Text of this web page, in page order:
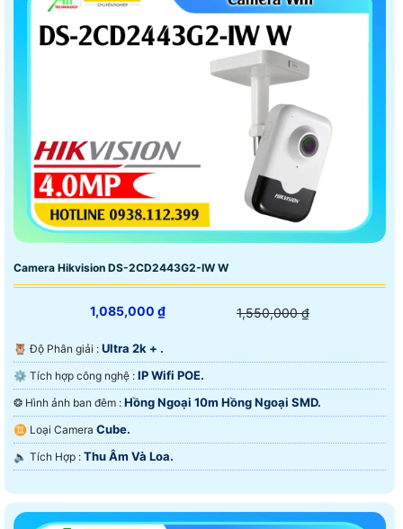
Camera Hikvision DS-2CD2443G2-IW W
1,085,000 ₫ 1,550,000 ₫
🦉 Độ Phân giải : Ultra 2k + .
⚙ Tích hợp công nghệ : IP Wifi POE.
❂ Hình ảnh ban đêm : Hồng Ngoại 10m Hồng Ngoại SMD.
♊ Loại Camera Cube.
️🔈 Tích Hợp : Thu Âm Và Loa.